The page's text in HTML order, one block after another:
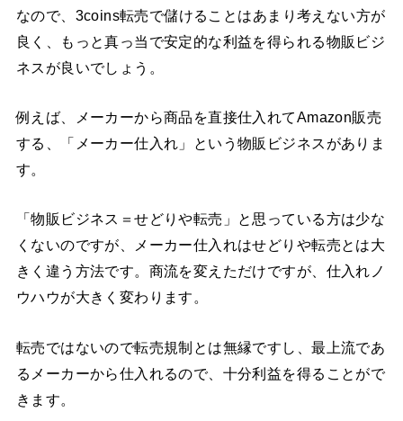
なので、3coins転売で儲けることはあまり考えない方が
良く、もっと真っ当で安定的な利益を得られる物販ビジ
ネスが良いでしょう。
例えば、メーカーから商品を直接仕入れてAmazon販売
する、「メーカー仕入れ」という物販ビジネスがありま
す。
「物販ビジネス＝せどりや転売」と思っている方は少な
くないのですが、メーカー仕入れはせどりや転売とは大
きく違う方法です。商流を変えただけですが、仕入れノ
ウハウが大きく変わります。
転売ではないので転売規制とは無縁ですし、最上流であ
るメーカーから仕入れるので、十分利益を得ることがで
きます。